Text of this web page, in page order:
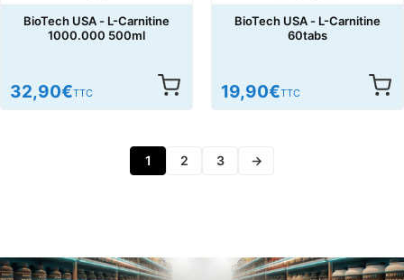
BioTech USA - L-Carnitine
1000.000 500ml
32,90€TTC
BioTech USA - L-Carnitine
60tabs
19,90€TTC
1 2 3 →